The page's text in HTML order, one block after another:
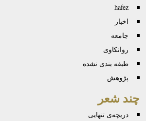
hafez
اخبار
جامعه
روانكاوی
طبقه بندی نشده
پژوهش
چند شعر
دریچه‌ی تنهایی